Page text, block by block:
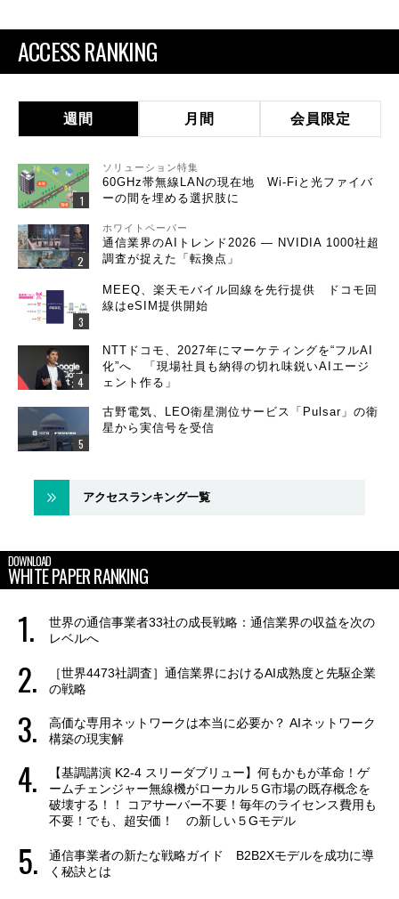
ACCESS RANKING
週間 月間 会員限定
ソリューション特集
60GHz帯無線LANの現在地 Wi-Fiと光ファイバ
ーの間を埋める選択肢に
ホワイトペーパー
通信業界のAIトレンド2026 ― NVIDIA 1000社超
調査が捉えた「転換点」
MEEQ、楽天モバイル回線を先行提供 ドコモ回
線はeSIM提供開始
NTTドコモ、2027年にマーケティングを“フルAI
化”へ 「現場社員も納得の切れ味鋭いAIエージ
ェント作る」
古野電気、LEO衛星測位サービス「Pulsar」の衛
星から実信号を受信
アクセスランキング一覧
DOWNLOAD
WHITE PAPER RANKING
世界の通信事業者33社の成長戦略：通信業界の収益を次の
レベルへ
［世界4473社調査］通信業界におけるAI成熟度と先駆企業
の戦略
高価な専用ネットワークは本当に必要か？ AIネットワーク
構築の現実解
【基調講演 K2-4 スリーダブリュー】何もかもが革命！ゲ
ームチェンジャー無線機がローカル５G市場の既存概念を
破壊する！！ コアサーバー不要！毎年のライセンス費用も
不要！でも、超安価！ の新しい５Gモデル
通信事業者の新たな戦略ガイド B2B2Xモデルを成功に導
く秘訣とは